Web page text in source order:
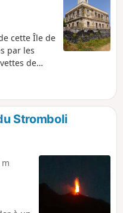
cette Île de
par les
de
véhicule
Stromboli